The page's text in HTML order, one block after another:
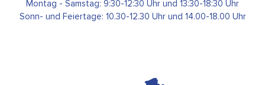
Montag - Samstag: 9:30-12:30 Uhr und 13:30-18:30 Uhr
Sonn- und Feiertage: 10.30-12.30 Uhr und 14.00-18.00 Uhr